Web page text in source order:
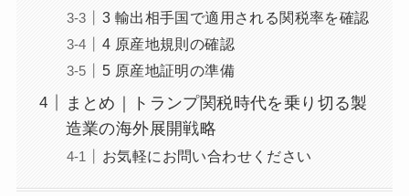
3 輸出相手国で適用される関税率を確認
4 原産地規則の確認
5 原産地証明の準備
まとめ｜トランプ関税時代を乗り切る製
造業の海外展開戦略
お気軽にお問い合わせください